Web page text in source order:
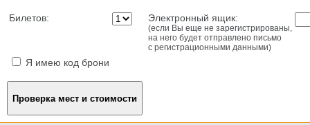
Билетов: Электронный ящик:
(если Вы еще не зарегистрированы,
на него будет отправлено письмо
с регистрационными данными)
Я имею код брони